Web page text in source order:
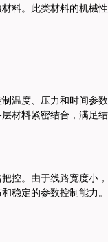
料。 此类材料的机械
温度、压力和时间参数
材料紧密结合，满足
控。 由于线路宽度小
稳定的参数控制能力。